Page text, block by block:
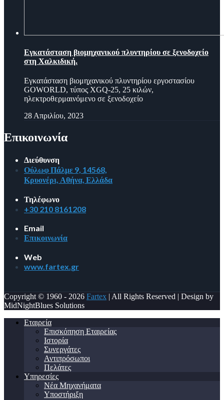
Εγκατάσταση βιομηχανικού πλυντηρίου σε ξενοδοχείο
στη Χαλκιδική.
Εγκατάσταση βιομηχανικού πλυντηρίου εργοστασίου
GOWORLD, τύπος XGQ-25, 25 κιλών,
ηλεκτροθερμαινόμενο σε ξενοδοχείο
28 Απριλίου, 2023
Επικοινωνία
Διεύθυνση
Ούλωφ Πάλμε 9, 14568,
Κρυονέρι, Αθήνα, Ελλάδα
Τηλέφωνο
+30 210 8161208
Email
Επικοινωνία
Web
www.fartex.gr
Copyright © 1960 - 2026 Fartex | All Rights Reserved | Design by
MidNightBlues Solutions
Εταιρεία
Επισκόπηση Εταιρείας
Ιστορία
Συνεργάτες
Αντιπρόσωποι
Πελάτες
Υπηρεσίες
Νέα Μηχανήματα
Υποστήριξη